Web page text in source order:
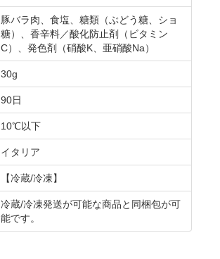
豚バラ肉、食塩、糖類（ぶどう糖、ショ
糖）、香辛料／酸化防止剤（ビタミン
C）、発色剤（硝酸K、亜硝酸Na）
30g
90日
10℃以下
イタリア
【冷蔵/冷凍】
冷蔵/冷凍発送が可能な商品と同梱包が可
能です。